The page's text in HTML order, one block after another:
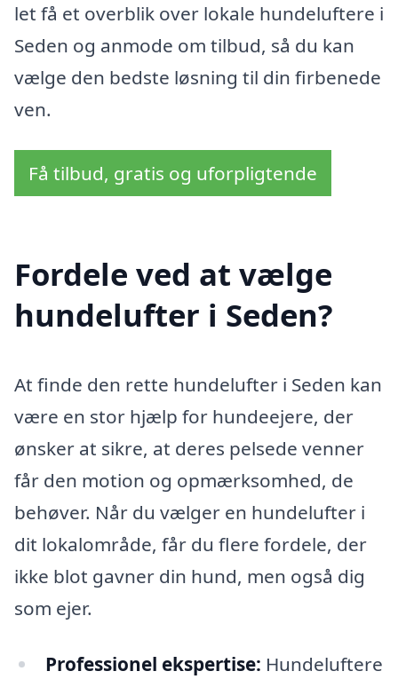
let få et overblik over lokale hundeluftere i
Seden og anmode om tilbud, så du kan
vælge den bedste løsning til din firbenede
ven.
Få tilbud, gratis og uforpligtende
Fordele ved at vælge
hundelufter i Seden?
At finde den rette hundelufter i Seden kan
være en stor hjælp for hundeejere, der
ønsker at sikre, at deres pelsede venner
får den motion og opmærksomhed, de
behøver. Når du vælger en hundelufter i
dit lokalområde, får du flere fordele, der
ikke blot gavner din hund, men også dig
som ejer.
Professionel ekspertise: Hundeluftere